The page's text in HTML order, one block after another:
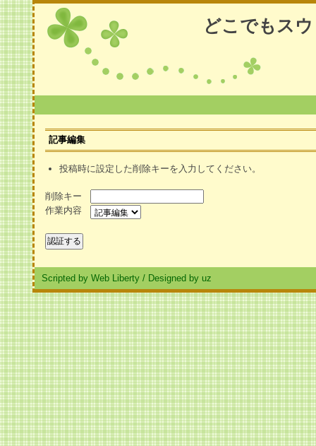
どこでもス
記事編集
投稿時に設定した削除キーを入力してください。
削除キー
作業内容
Scripted by Web Liberty / Designed by uz